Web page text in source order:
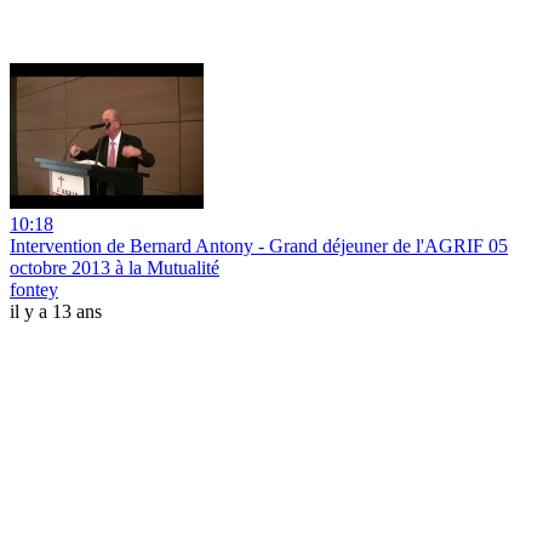
10:18
Intervention de Bernard Antony - Grand déjeuner de l'AGRIF 05
octobre 2013 à la Mutualité
fontey
il y a 13 ans